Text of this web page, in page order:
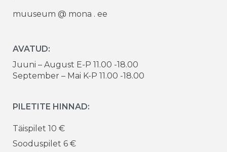
muuseum @ mona . ee
AVATUD:
Juuni – August E-P 11.00 -18.00
September – Mai K-P 11.00 -18.00
PILETITE HINNAD:
Täispilet 10 €
Sooduspilet 6 €